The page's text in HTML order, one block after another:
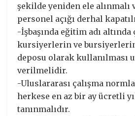
şekilde yeniden ele alınmalı
personel açığı derhal
-İşbaşında eğitim adı altında
kursiyerlerin ve
deposu olarak kullanılması
verilmelidir.
-Uluslararası çalışma
herkese en az bir ay ücretli
tanınmalıdır.